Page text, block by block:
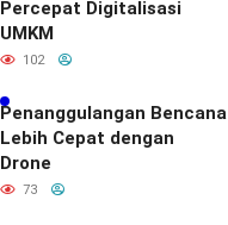
Percepat Digitalisasi
UMKM
102
Penanggulangan Bencana
Lebih Cepat dengan
Drone
73